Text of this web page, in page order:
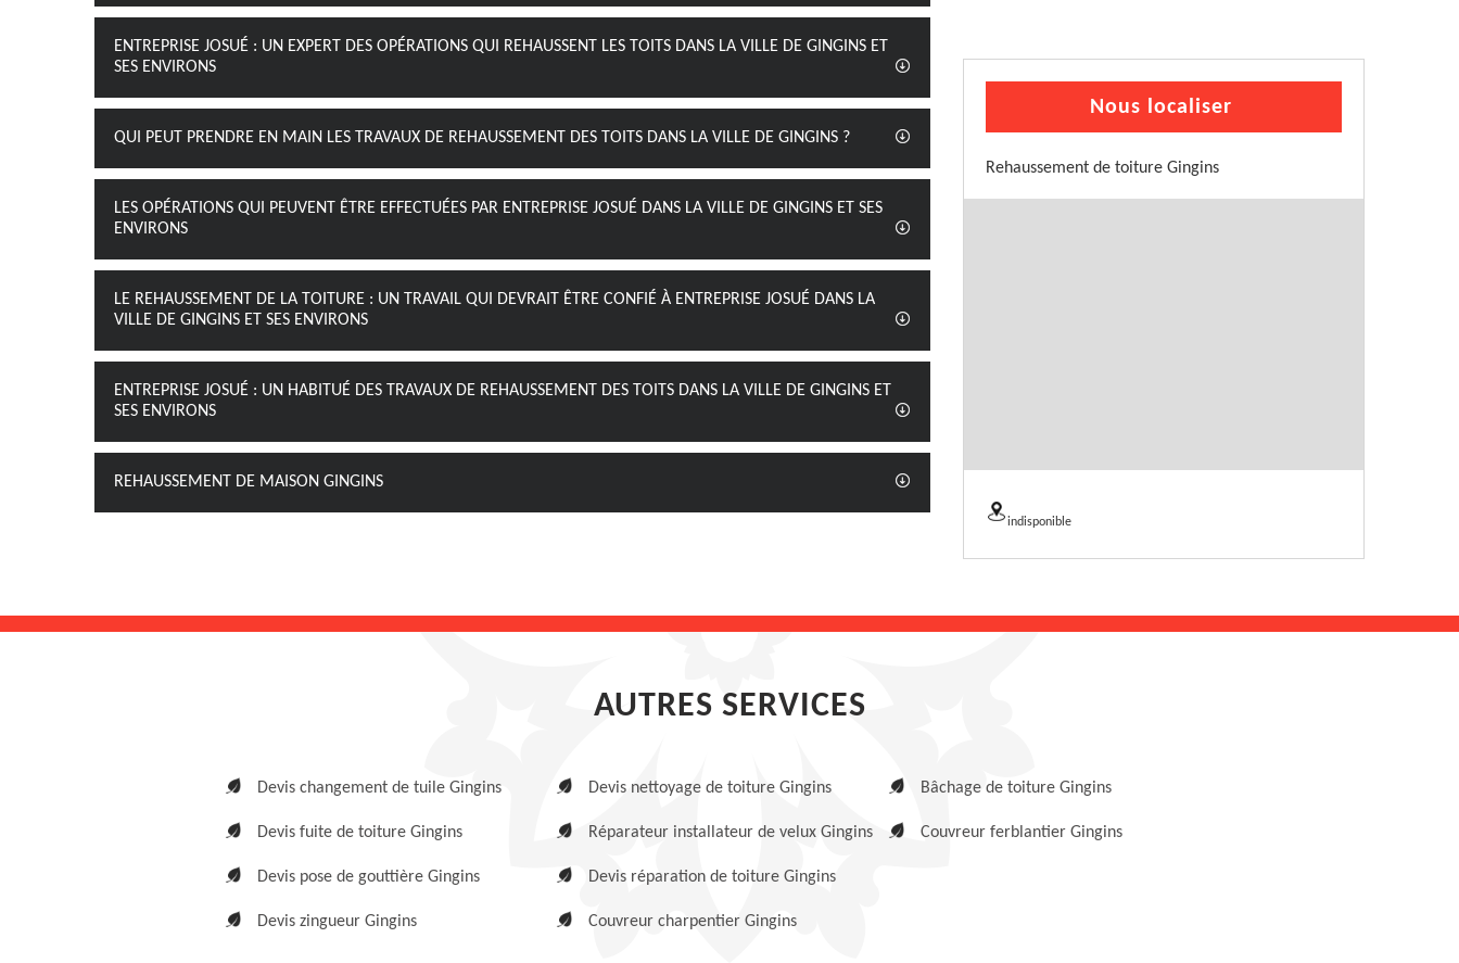
ENTREPRISE JOSUÉ : UN EXPERT DES OPÉRATIONS QUI REHAUSSENT LES TOITS DANS LA VILLE DE GINGINS ET
SES ENVIRONS
QUI PEUT PRENDRE EN MAIN LES TRAVAUX DE REHAUSSEMENT DES TOITS DANS LA VILLE DE GINGINS ?
LES OPÉRATIONS QUI PEUVENT ÊTRE EFFECTUÉES PAR ENTREPRISE JOSUÉ DANS LA VILLE DE GINGINS ET SES
ENVIRONS
LE REHAUSSEMENT DE LA TOITURE : UN TRAVAIL QUI DEVRAIT ÊTRE CONFIÉ À ENTREPRISE JOSUÉ DANS LA
VILLE DE GINGINS ET SES ENVIRONS
ENTREPRISE JOSUÉ : UN HABITUÉ DES TRAVAUX DE REHAUSSEMENT DES TOITS DANS LA VILLE DE GINGINS ET
SES ENVIRONS
REHAUSSEMENT DE MAISON GINGINS
Nous localiser
Rehaussement de toiture Gingins
indisponible
AUTRES SERVICES
Devis changement de tuile Gingins
Devis fuite de toiture Gingins
Devis pose de gouttière Gingins
Devis zingueur Gingins
Devis nettoyage de toiture Gingins
Réparateur installateur de velux Gingins
Devis réparation de toiture Gingins
Couvreur charpentier Gingins
Bâchage de toiture Gingins
Couvreur ferblantier Gingins